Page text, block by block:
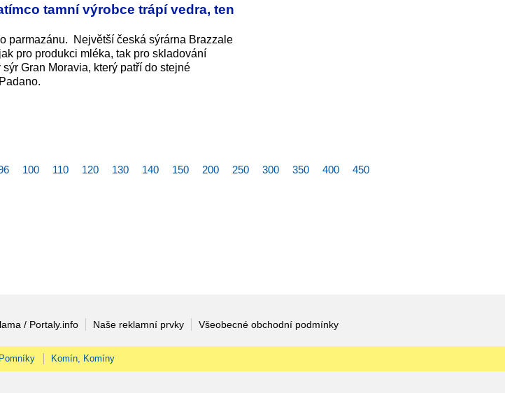
tamní výrobce trápí vedra, ten
parmazánu. Největší česká sýrárna Brazzale
pro produkci mléka, tak pro skladování
Gran Moravia, který patří do stejné
100 110 120 130 140 150 200 250 300 350 400 450
/ Portaly.info Naše reklamní prvky Všeobecné obchodní podmínky
Komín, Komíny